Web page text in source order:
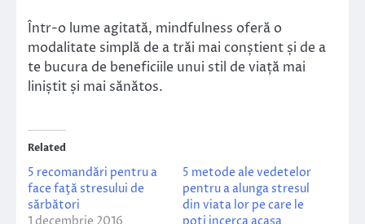
Într-o lume agitată, mindfulness oferă o
modalitate simplă de a trăi mai conștient și de a
te bucura de beneficiile unui stil de viață mai
liniștit și mai sănătos.
Related
5 recomandări pentru a
face faţă stresului de
sărbători
1 decembrie 2016
5 metode ale vedetelor
pentru a alunga stresul
din viata lor pe care le
poti incerca acasa